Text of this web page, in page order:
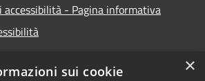
accessibilità - Pagina informativa
×
sui cookie